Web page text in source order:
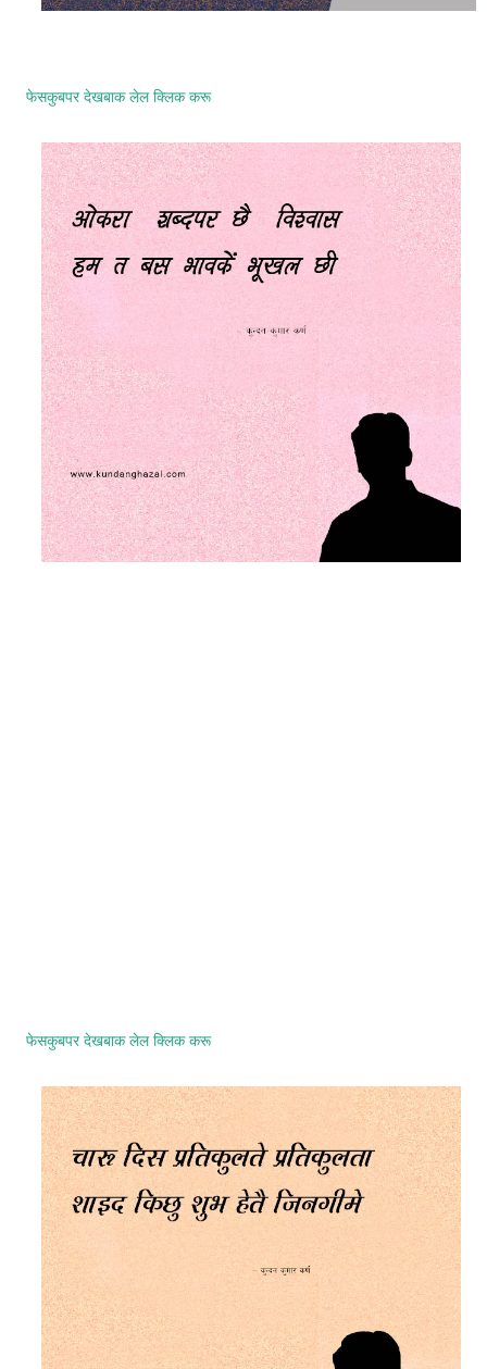
फेसकुबपर देखबाक लेल क्लिक करू
फेसकुबपर देखबाक लेल क्लिक करू